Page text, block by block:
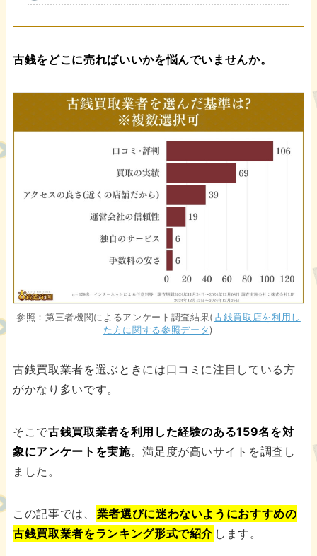
古銭をどこに売ればいいかを悩んでいませんか。
参照：第三者機関によるアンケート調査結果(古銭買取店を利用し
た方に関する参照データ)
古銭買取業者を選ぶときには口コミに注目している方
がかなり多いです。
そこで古銭買取業者を利用した経験のある159名を対
象にアンケートを実施。満足度が高いサイトを調査し
ました。
この記事では、
業者選びに迷わないようにおすすめの
古銭買取業者をランキング形式で紹介 します。